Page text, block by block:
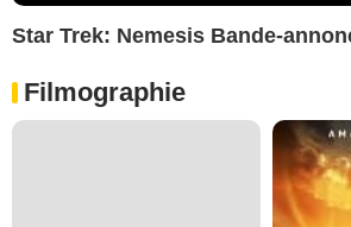
Star Trek: Nemesis Bande-
Filmographie